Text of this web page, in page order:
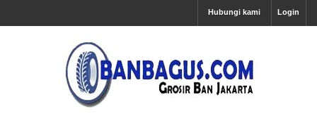
Login
Hubungi kami